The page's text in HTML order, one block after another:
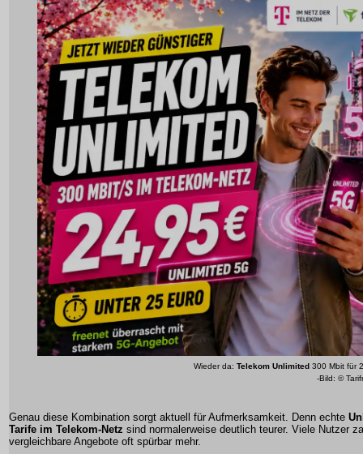
Wieder da: Telekom Unlimited 300 Mbit für
-Bild: ©
Genau diese Kombination sorgt aktuell für Aufmerksamkeit. Denn echte
Tarife im Telekom-Netz sind normalerweise deutlich teurer. Viele Nutzer
vergleichbare Angebote oft spürbar mehr.